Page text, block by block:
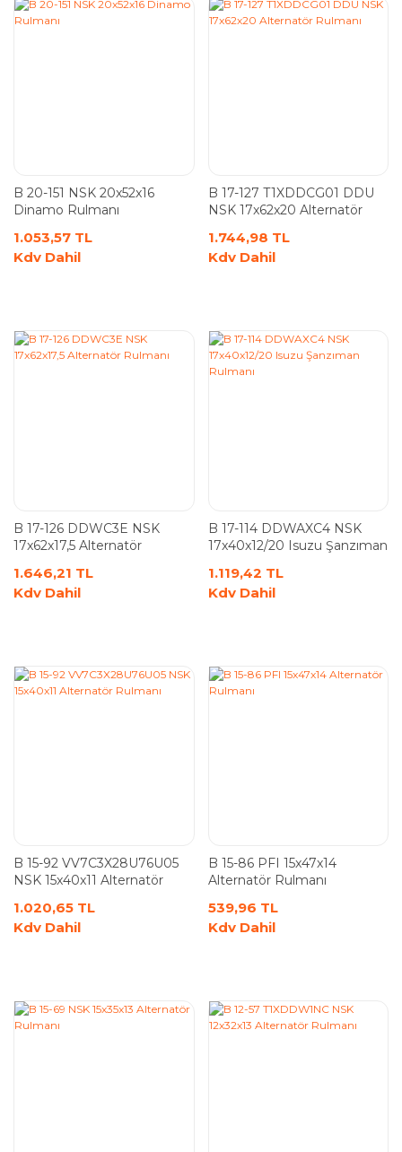
B 20-151 NSK 20x52x16
Dinamo Rulmanı
1.053,57 TL
Kdv Dahil
B 17-127 T1XDDCG01 DDU
NSK 17x62x20 Alternatör
1.744,98 TL
Kdv Dahil
B 17-126 DDWC3E NSK
17x62x17,5 Alternatör
1.646,21 TL
Kdv Dahil
B 17-114 DDWAXC4 NSK
17x40x12/20 Isuzu Şanzıman
1.119,42 TL
Kdv Dahil
B 15-92 VV7C3X28U76U05
NSK 15x40x11 Alternatör
1.020,65 TL
Kdv Dahil
B 15-86 PFI 15x47x14
Alternatör Rulmanı
539,96 TL
Kdv Dahil